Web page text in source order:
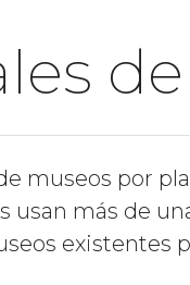
museos por
usan más de
existentes